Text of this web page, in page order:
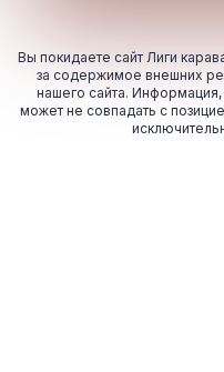
Вы покидаете сайт Лиги
за содержимое внешних
нашего сайта.
может не совпадать с